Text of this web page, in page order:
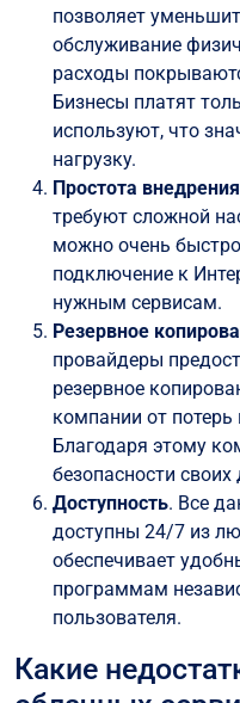
позволяет
обслуживание
расходы
Бизнесы платят
используют, что
нагрузку.
Простота внедрения
требуют сложной
можно очень
подключение к
нужным сервисам.
Резервное
провайдеры
резервное
компании от
Благодаря этому
безопасности
Доступность. Все
доступны 24/7 из
обеспечивает
программам
пользователя.
Какие